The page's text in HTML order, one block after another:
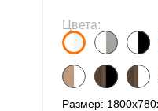
Цвета:
Размер: